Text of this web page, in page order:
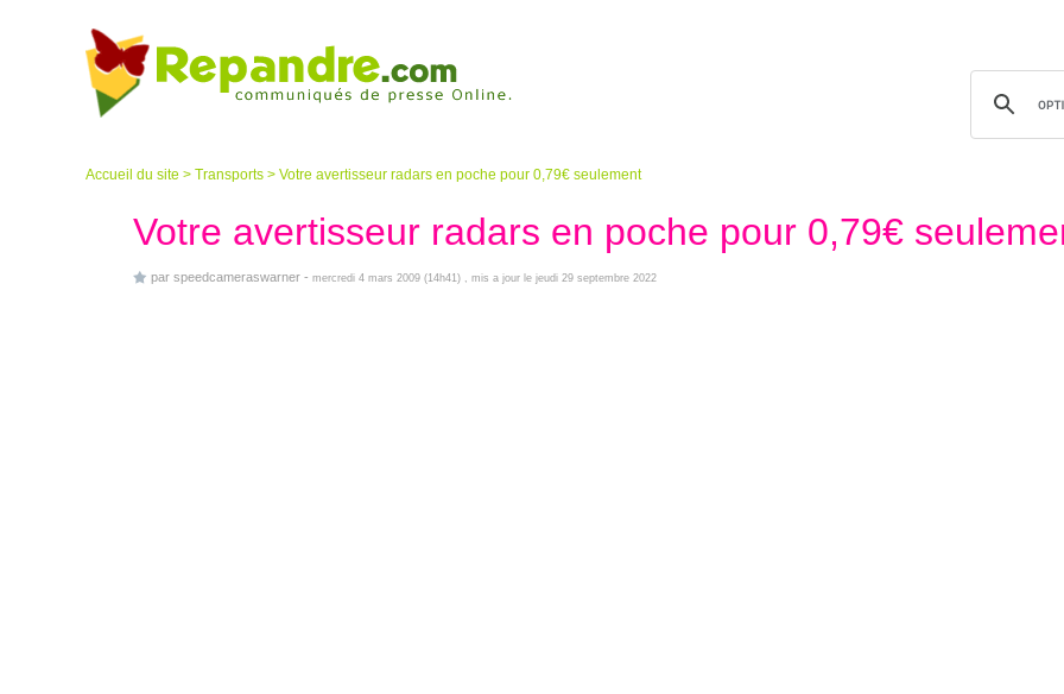
Accueil du site > Transports > Votre avertisseur radars en poche pour 0,79€ seulement
Votre avertisseur radars en poche pour 0,79€
par speedcameraswarner - mercredi 4 mars 2009 (14h41) , mis a jour le jeudi 29 septembre 2022